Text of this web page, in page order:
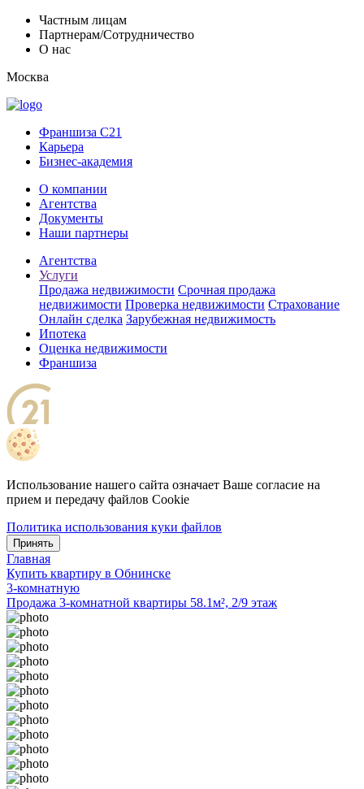
Частным лицам
Партнерам/Сотрудничество
О нас
Москва
Франшиза C21
Карьера
Бизнес-академия
О компании
Агентства
Документы
Наши партнеры
Агентства
Услуги
Продажа недвижимости Срочная продажа
недвижимости Проверка недвижимости Страхование
Онлайн сделка Зарубежная недвижимость
Ипотека
Оценка недвижимости
Франшиза
Использование нашего сайта означает Ваше согласие на
прием и передачу файлов Cookie
Политика использования куки файлов
Принять
Главная
Купить квартиру в Обнинске
3-комнатную
Продажа 3-комнатной квартиры 58.1м², 2/9 этаж